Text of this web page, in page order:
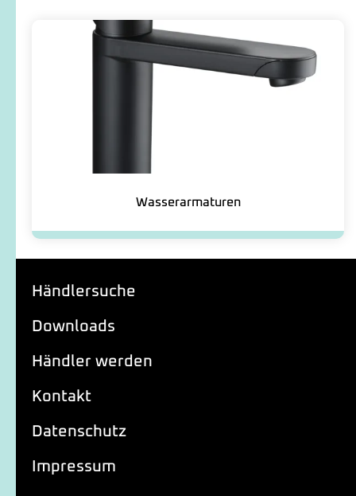
Wasserarmaturen
Händlersuche
Downloads
Händler werden
Kontakt
Datenschutz
Impressum